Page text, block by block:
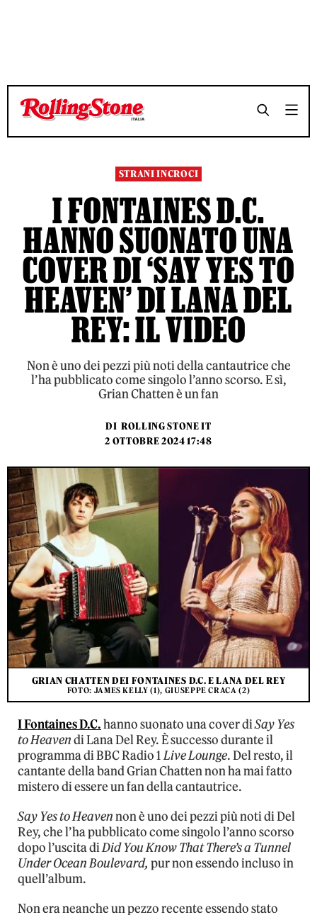
TEMPO DI LETTURA 3 MINUTI SHARE
TEMPO DI LETTURA 3 MINUTI SHARE
STRANI INCROCI
I FONTAINES D.C.
HANNO SUONATO UNA
COVER DI ‘SAY YES TO
HEAVEN’ DI LANA DEL
REY: IL VIDEO
Non è uno dei pezzi più noti della cantautrice che
l’ha pubblicato come singolo l’anno scorso. E sì,
Grian Chatten è un fan
DI ROLLING STONE IT
2 OTTOBRE 2024 17:48
GRIAN CHATTEN DEI FONTAINES D.C. E LANA DEL REY
FOTO: JAMES KELLY (1), GIUSEPPE CRACA (2)
I Fontaines D.C.hanno suonato una cover diSay Yes
to Heavendi Lana Del Rey. È successo durante il
programma di BBC Radio 1Live Lounge. Del resto, il
cantante della band Grian Chatten non ha mai fatto
mistero di essere un fan della cantautrice.
Say Yes to Heavennon è uno dei pezzi più noti di Del
Rey, che l’ha pubblicato come singolo l’anno scorso
dopo l’uscita diDid You Know That There’s a Tunnel
Under Ocean Boulevard, pur non essendo incluso in
quell’album.
Non era neanche un pezzo recente essendo stato